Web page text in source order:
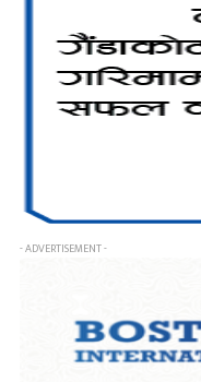
- ADVERTISEMENT -